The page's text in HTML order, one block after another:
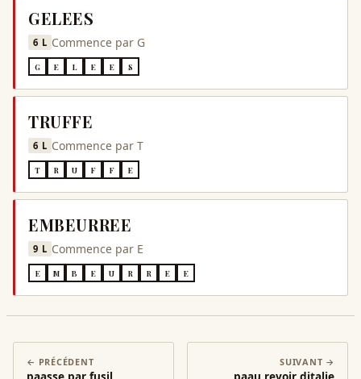
GELEES
6 L Commence par G
G E L E E S
TRUFFE
6 L Commence parT
T R U F F E
EMBEURREE
9 L Commence par E
E M B E U R R E E
← PRÉCÉDENT SUIVANT →